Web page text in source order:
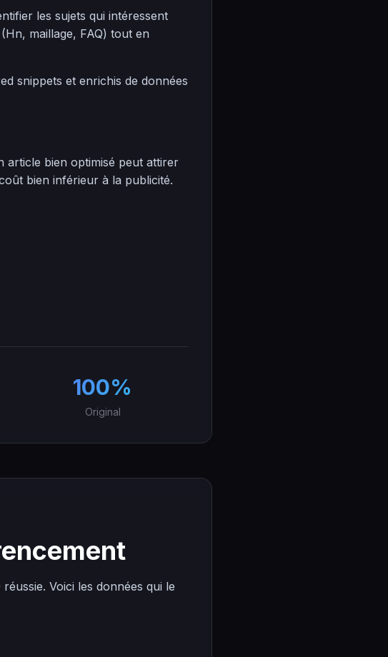
les sujets qui intéressent
maillage, FAQ) tout en
snippets et enrichis de données
article bien optimisé peut attirer
bien inférieur à la publicité.
100%
Original
Voici les données qui le